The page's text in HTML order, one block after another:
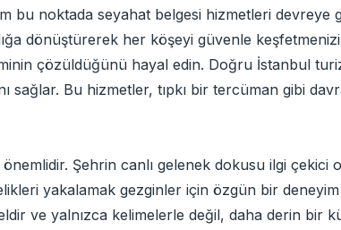
bu noktada seyahat belgesi hizmetleri devreye
dönüştürerek her köşeyi güvenle
çözüldüğünü hayal edin. Doğru İstanbul
sağlar. Bu hizmetler, tıpkı bir tercüman gibi
Şehrin canlı gelenek dokusu ilgi çekici
yakalamak gezginler için özgün bir
ve yalnızca kelimelerle değil, daha derin bir